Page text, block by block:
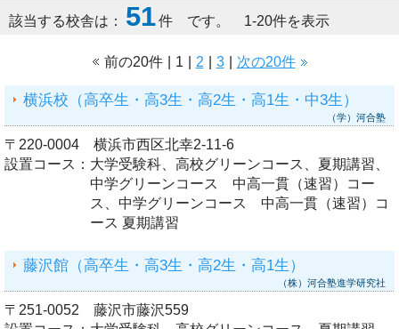
該当する校舎は： 51件 です。 1-20件を表示
前の20件 1 2 3 次の20件
横浜校（高卒生・高3生・高2生・高1生・中3生）
（学）河合塾
〒220-0004 横浜市西区北幸2-11-6
設置コース： 大学受験科、高校グリーンコース、夏期講習、
中学グリーンコース 中高一貫（速習）コー
ス、中学グリーンコース 中高一貫（速習）コ
ース 夏期講習
藤沢館（高卒生・高3生・高2生・高1生）
（株）河合塾進学研究社
〒251-0052 藤沢市藤沢559